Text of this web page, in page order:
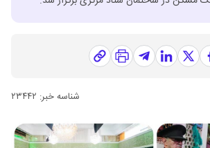
شناسه خبر: ۲۳۴۴۲